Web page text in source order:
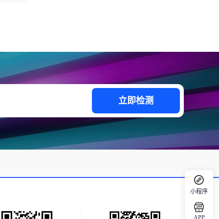
小程序
APP
立即检测